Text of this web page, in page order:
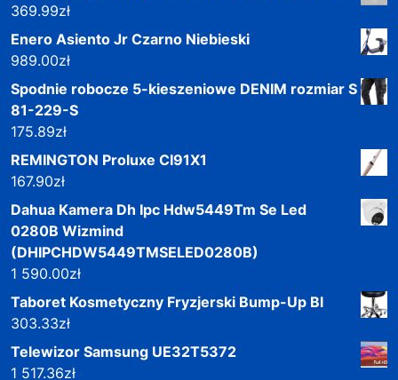
369.99zł
Enero Asiento Jr Czarno Niebieski
989.00zł
Spodnie robocze 5-kieszeniowe DENIM rozmiar S
81-229-S
175.89zł
REMINGTON Proluxe CI91X1
167.90zł
Dahua Kamera Dh Ipc Hdw5449Tm Se Led
0280B Wizmind
(DHIPCHDW5449TMSELED0280B)
1 590.00zł
Taboret Kosmetyczny Fryzjerski Bump-Up Bl
303.33zł
Telewizor Samsung UE32T5372
1 517.36zł